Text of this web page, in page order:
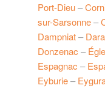
Port-Dieu–
sur-Sarsonne–
Dampniat–
Donzenac –
Espagnac –
Eyburie–